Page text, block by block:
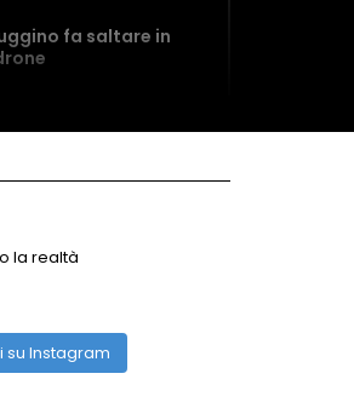
fa saltare in
la realtà
su Instagram